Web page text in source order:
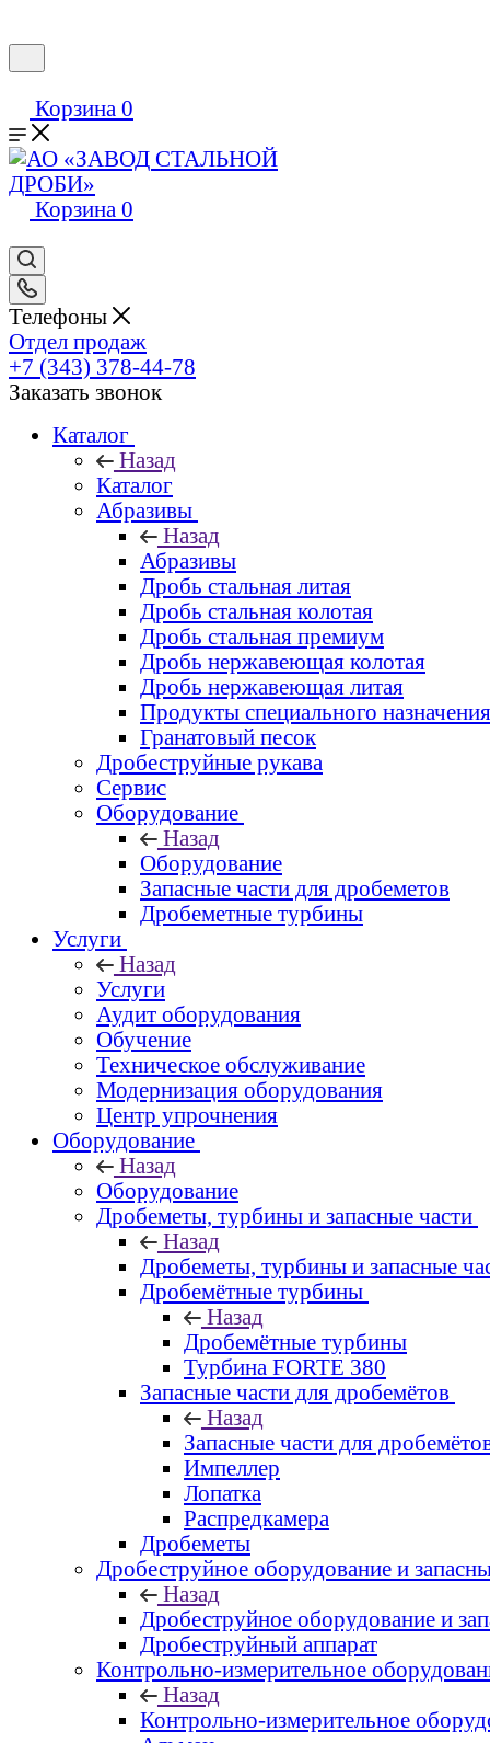
Корзина 0
Корзина 0
Телефоны
Отдел продаж
+7 (343) 378-44-78
Заказать звонок
Каталог
Назад
Каталог
Абразивы
Назад
Абразивы
Дробь стальная литая
Дробь стальная колотая
Дробь стальная премиум
Дробь нержавеющая колотая
Дробь нержавеющая литая
Продукты специального назначения
Гранатовый песок
Дробеструйные рукава
Сервис
Оборудование
Назад
Оборудование
Запасные части для дробеметов
Дробеметные турбины
Услуги
Назад
Услуги
Аудит оборудования
Обучение
Техническое обслуживание
Модернизация оборудования
Центр упрочнения
Оборудование
Назад
Оборудование
Дробеметы, турбины и запасные части
Назад
Дробеметы, турбины и запасные
Дробемётные турбины
Назад
Дробемётные турбины
Турбина FORTE 380
Запасные части для дробемётов
Назад
Запасные части для
Импеллер
Лопатка
Распредкамера
Дробеметы
Дробеструйное оборудование и
Назад
Дробеструйное оборудование и
Дробеструйный аппарат
Контрольно-измерительное
Назад
Контрольно-измерительное